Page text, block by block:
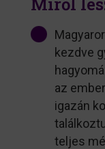
kezdve
az
igazán
teljes